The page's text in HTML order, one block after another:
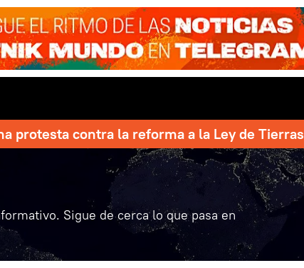
protesta contra la reforma a la Ley de Tierras
Sigue de cerca lo que pasa en